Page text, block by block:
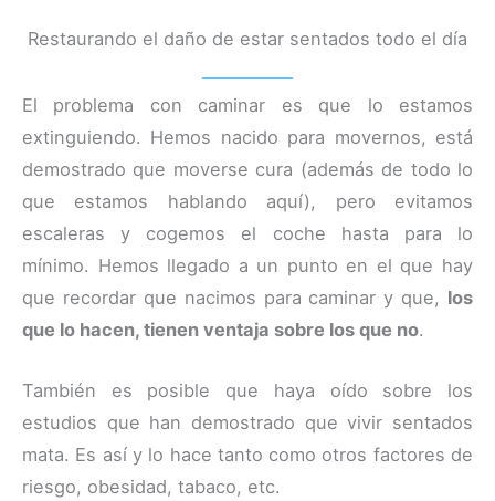
Restaurando el daño de estar sentados todo el día
El problema con caminar es que lo estamos
extinguiendo. Hemos nacido para movernos, está
demostrado que moverse cura (además de todo lo
que estamos hablando aquí), pero evitamos
escaleras y cogemos el coche hasta para lo
mínimo. Hemos llegado a un punto en el que hay
que recordar que nacimos para caminar y que, los
que lo hacen, tienen ventaja sobre los que no.
También es posible que haya oído sobre los
estudios que han demostrado que vivir sentados
mata. Es así y lo hace tanto como otros factores de
riesgo, obesidad, tabaco, etc.